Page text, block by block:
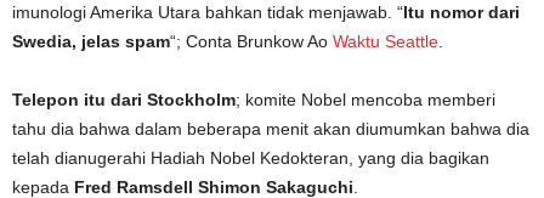
imunologi Amerika Utara bahkan tidak menjawab. “Itu nomor dari
Swedia, jelas spam“; Conta Brunkow Ao Waktu Seattle
Telepon itu dari Stockholm; komite Nobel mencoba memberi
tahu dia bahwa dalam beberapa menit akan diumumkan bahwa dia
telah dianugerahi Hadiah Nobel Kedokteran, yang dia bagikan
kepada Fred Ramsdell Shimon Sakaguchi